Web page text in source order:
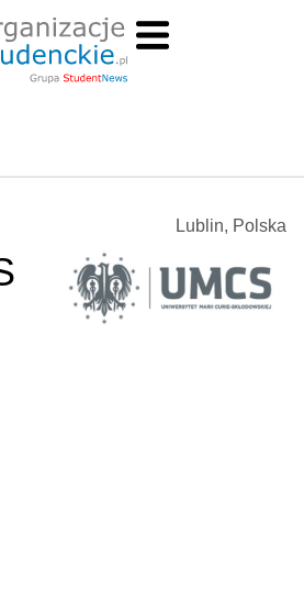
Lublin, Polska